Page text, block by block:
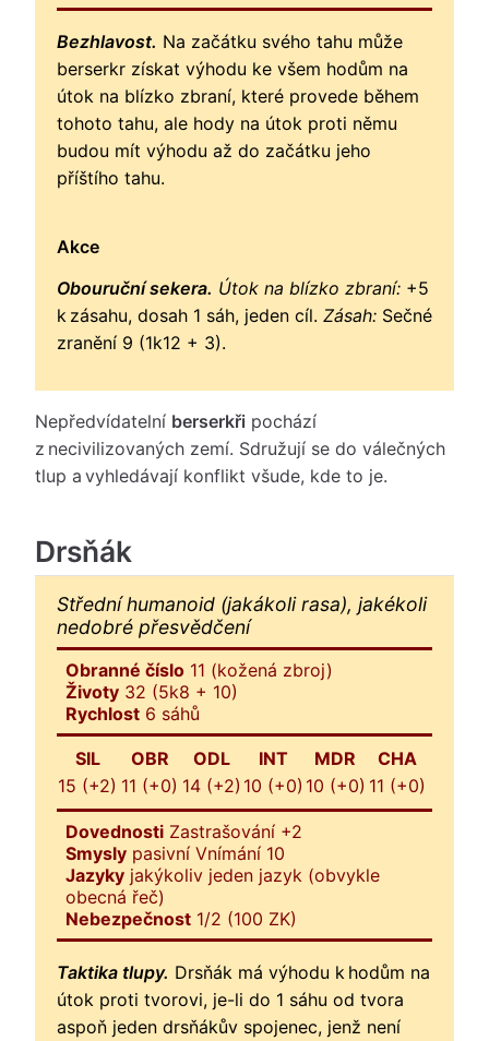
Bezhlavost. Na začátku svého tahu může
berserkr získat výhodu ke všem hodům na
útok na blízko zbraní, které provede během
tohoto tahu, ale hody na útok proti němu
budou mít výhodu až do začátku jeho
příštího tahu.
Akce
Obouruční sekera. Útok na blízko zbraní: +5
k zásahu, dosah 1 sáh, jeden cíl. Zásah: Sečné
zranění 9 (1k12 + 3).
Nepředvídatelní berserkři pochází
z necivilizovaných zemí. Sdružují se do válečných
tlup a vyhledávají konflikt všude, kde to je.
Drsňák
Střední humanoid (jakákoli rasa), jakékoli
nedobré přesvědčení
Obranné číslo 11 (kožená zbroj)
Životy 32 (5k8 + 10)
Rychlost 6 sáhů
SIL
15 (+2)
OBR
11 (+0)
ODL
14 (+2)
INT
10 (+0)
MDR
10 (+0)
CHA
11 (+0)
Dovednosti Zastrašování +2
Smysly pasivní Vnímání 10
Jazyky jakýkoliv jeden jazyk (obvykle
obecná řeč)
Nebezpečnost 1/2 (100 ZK)
Taktika tlupy. Drsňák má výhodu k hodům na
útok proti tvorovi, je-li do 1 sáhu od tvora
aspoň jeden drsňákův spojenec, jenž není